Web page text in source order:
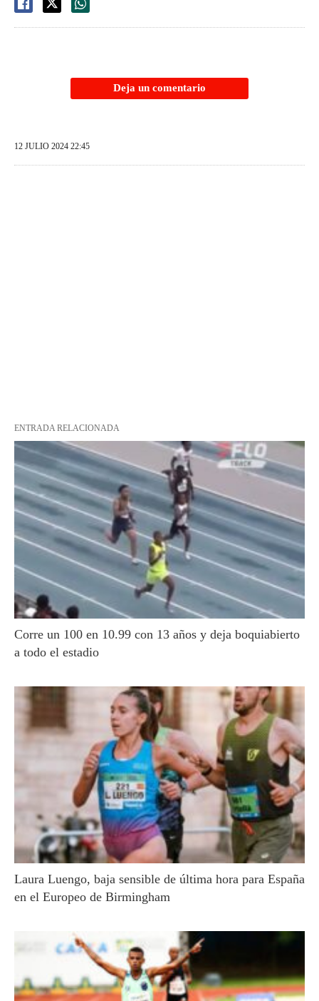
Deja un comentario
12 JULIO 2024 22:45
ENTRADA RELACIONADA
Corre un 100 en 10.99 con 13 años y deja boquiabierto
a todo el estadio
Laura Luengo, baja sensible de última hora para España
en el Europeo de Birmingham